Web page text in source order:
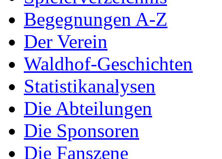
Begegnungen A-Z
Der Verein
Waldhof-Geschichten
Statistikanalysen
Die Abteilungen
Die Sponsoren
Die Fanszene